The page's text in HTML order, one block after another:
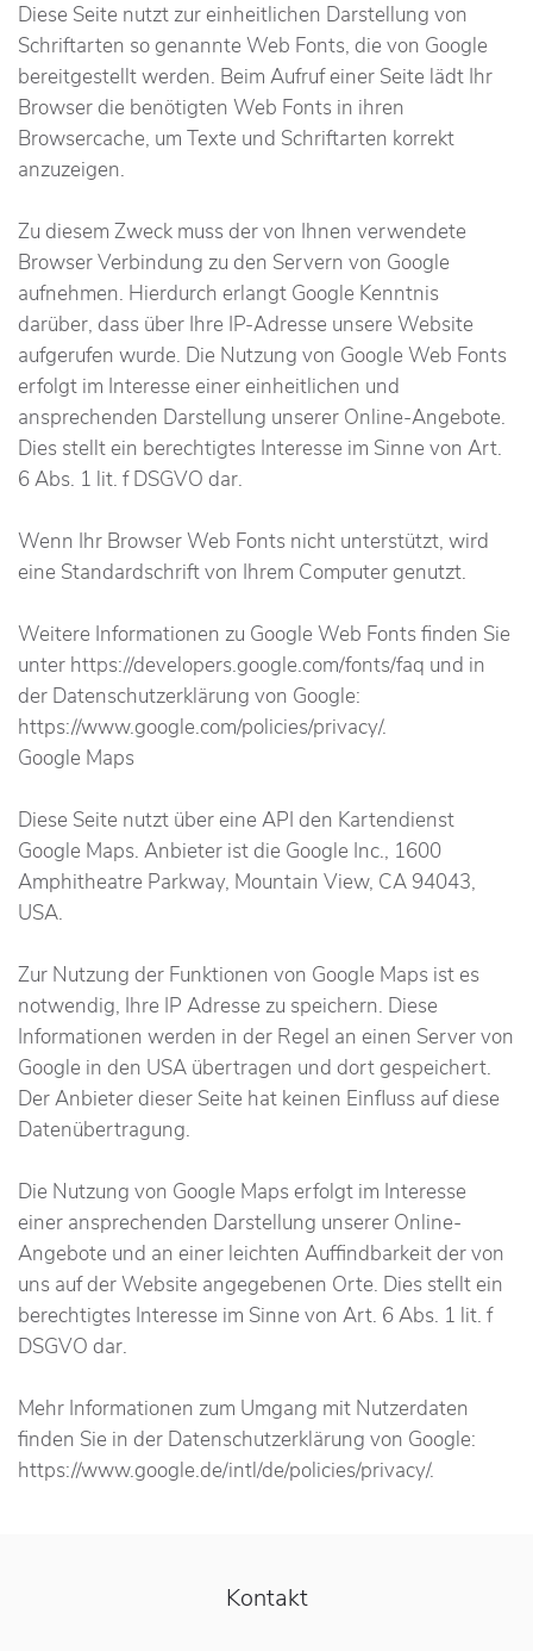
Diese Seite nutzt zur einheitlichen Darstellung von
Schriftarten so genannte Web Fonts, die von Google
bereitgestellt werden. Beim Aufruf einer Seite lädt Ihr
Browser die benötigten Web Fonts in ihren
Browsercache, um Texte und Schriftarten korrekt
anzuzeigen.
Zu diesem Zweck muss der von Ihnen verwendete
Browser Verbindung zu den Servern von Google
aufnehmen. Hierdurch erlangt Google Kenntnis
darüber, dass über Ihre IP-Adresse unsere Website
aufgerufen wurde. Die Nutzung von Google Web Fonts
erfolgt im Interesse einer einheitlichen und
ansprechenden Darstellung unserer Online-Angebote.
Dies stellt ein berechtigtes Interesse im Sinne von Art.
6 Abs. 1 lit. f DSGVO dar.
Wenn Ihr Browser Web Fonts nicht unterstützt, wird
eine Standardschrift von Ihrem Computer genutzt.
Weitere Informationen zu Google Web Fonts finden Sie
unter https://developers.google.com/fonts/faq und in
der Datenschutzerklärung von Google:
https://www.google.com/policies/privacy/.
Google Maps
Diese Seite nutzt über eine API den Kartendienst
Google Maps. Anbieter ist die Google Inc., 1600
Amphitheatre Parkway, Mountain View, CA 94043,
USA.
Zur Nutzung der Funktionen von Google Maps ist es
notwendig, Ihre IP Adresse zu speichern. Diese
Informationen werden in der Regel an einen Server von
Google in den USA übertragen und dort gespeichert.
Der Anbieter dieser Seite hat keinen Einfluss auf diese
Datenübertragung.
Die Nutzung von Google Maps erfolgt im Interesse
einer ansprechenden Darstellung unserer Online-
Angebote und an einer leichten Auffindbarkeit der von
uns auf der Website angegebenen Orte. Dies stellt ein
berechtigtes Interesse im Sinne von Art. 6 Abs. 1 lit. f
DSGVO dar.
Mehr Informationen zum Umgang mit Nutzerdaten
finden Sie in der Datenschutzerklärung von Google:
https://www.google.de/intl/de/policies/privacy/.
Kontakt